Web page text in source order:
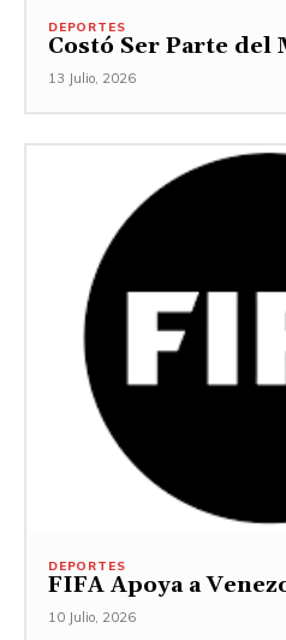
DEPORTES
Costó Ser Parte del
13 Julio, 2026
DEPORTES
FIFA Apoya a
10 Julio, 2026